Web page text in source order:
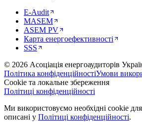
E-Audit
MASEM
ASEM PV
Карта енергоефективності
SSS
© 2026 Асоціація енергоаудиторів
Політика конфіденційностіУмови
Cookie та локальне збереження
Політиці конфіденційності
Ми використовуємо необхідні cookie
описані у Політиці конфіденційності.